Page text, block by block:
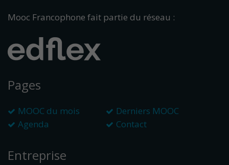
Mooc Francophone fait partie du réseau :
Pages
MOOC du mois
Derniers MOOC
Agenda
Contact
Entreprise